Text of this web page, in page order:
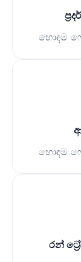
හොඳම
හොඳම
රන්